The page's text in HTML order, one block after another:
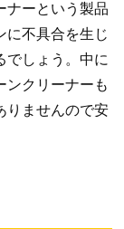
ナーという製品
に不具合を生じ
でしょう。中に
ンクリーナーも
りませんので安